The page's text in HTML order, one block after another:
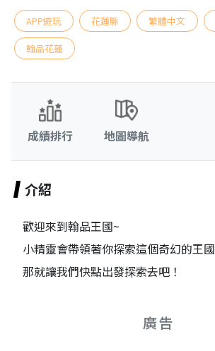
APP遊玩 花蓮縣 繁體中文
翰品花蓮
成績排行 地圖導航
介紹
歡迎來到翰品王國~
小精靈會帶領著你探索這個奇幻的王國
那就讓我們快點出發探索去吧！
廣告